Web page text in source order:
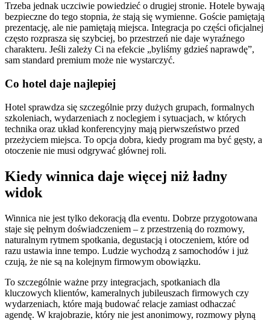
Trzeba jednak uczciwie powiedzieć o drugiej stronie. Hotele bywają
bezpieczne do tego stopnia, że stają się wymienne. Goście pamiętają
prezentację, ale nie pamiętają miejsca. Integracja po części oficjalnej
często rozprasza się szybciej, bo przestrzeń nie daje wyraźnego
charakteru. Jeśli zależy Ci na efekcie „byliśmy gdzieś naprawdę”,
sam standard premium może nie wystarczyć.
Co hotel daje najlepiej
Hotel sprawdza się szczególnie przy dużych grupach, formalnych
szkoleniach, wydarzeniach z noclegiem i sytuacjach, w których
technika oraz układ konferencyjny mają pierwszeństwo przed
przeżyciem miejsca. To opcja dobra, kiedy program ma być gęsty, a
otoczenie nie musi odgrywać głównej roli.
Kiedy winnica daje więcej niż ładny
widok
Winnica nie jest tylko dekoracją dla eventu. Dobrze przygotowana
staje się pełnym doświadczeniem – z przestrzenią do rozmowy,
naturalnym rytmem spotkania, degustacją i otoczeniem, które od
razu ustawia inne tempo. Ludzie wychodzą z samochodów i już
czują, że nie są na kolejnym firmowym obowiązku.
To szczególnie ważne przy integracjach, spotkaniach dla
kluczowych klientów, kameralnych jubileuszach firmowych czy
wydarzeniach, które mają budować relacje zamiast odhaczać
agendę. W krajobrazie, który nie jest anonimowy, rozmowy płyną